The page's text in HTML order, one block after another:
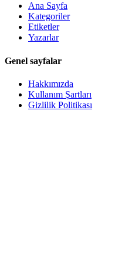
Ana Sayfa
Kategoriler
Etiketler
Yazarlar
Genel sayfalar
Hakkımızda
Kullanım Şartları
Gizlilik Politikası